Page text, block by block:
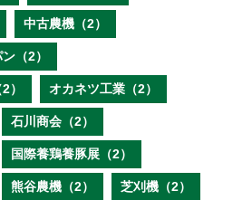
中古農機（2）
（2）
） オカネツ工業（2）
石川商会（2）
国際養鶏養豚展（2）
熊谷農機（2） 芝刈機（2）